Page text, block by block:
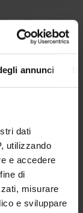
annunci
dati
utilizzando
e accedere
di
misurare
e sviluppare
involving